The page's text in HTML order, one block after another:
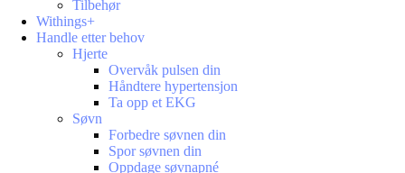
Tilbehør
Withings+
Handle etter behov
Hjerte
Overvåk pulsen din
Håndtere hypertensjon
Ta opp et EKG
Søvn
Forbedre søvnen din
Spor søvnen din
Oppdage søvnapné